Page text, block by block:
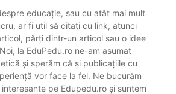
educație, sau cu atât mai mult
ar fi util să citați cu link, atunci
părți dintr-un articol sau o idee
la EduPedu.ro ne-am asumat
și sperăm că și publicațiile cu
vor face la fel. Ne bucurăm
pe Edupedu.ro și suntem